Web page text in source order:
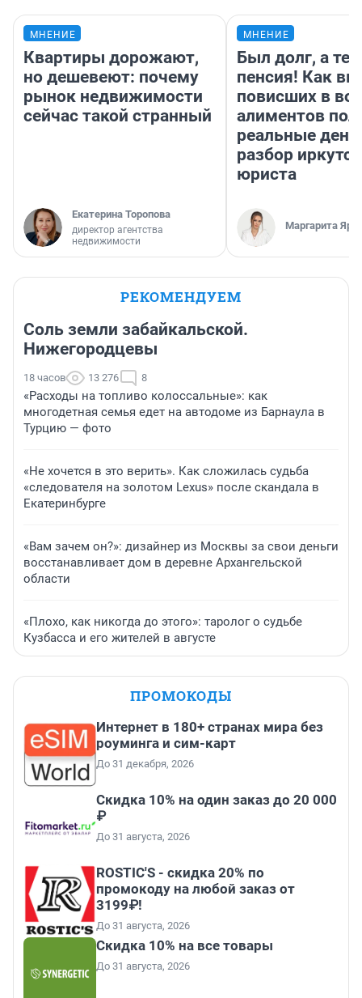
МНЕНИЕ
Квартиры дорожают,
но дешевеют: почему
рынок недвижимости
сейчас такой странный
Екатерина Торопова
директор агентства
недвижимости
МНЕНИЕ
Был долг, а
пенсия! Как
повисших в
алиментов
реальные
разбор
юриста
Маргарита
РЕКОМЕНДУЕМ
Соль земли забайкальской.
Нижегородцевы
18 часов 13 276 8
«Расходы на топливо колоссальные»: как
многодетная семья едет на автодоме из Барнаула в
Турцию — фото
«Не хочется в это верить». Как сложилась судьба
«следователя на золотом Lexus» после скандала в
Екатеринбурге
«Вам зачем он?»: дизайнер из Москвы за свои деньги
восстанавливает дом в деревне Архангельской
области
«Плохо, как никогда до этого»: таролог о судьбе
Кузбасса и его жителей в августе
ПРОМОКОДЫ
Интернет в 180+ странах мира без
роуминга и сим-карт
До 31 декабря, 2026
Скидка 10% на один заказ до 20 000
₽
До 31 августа, 2026
ROSTIC'S - скидка 20% по
промокоду на любой заказ от
3199₽!
До 31 августа, 2026
Скидка 10% на все товары
До 31 августа, 2026